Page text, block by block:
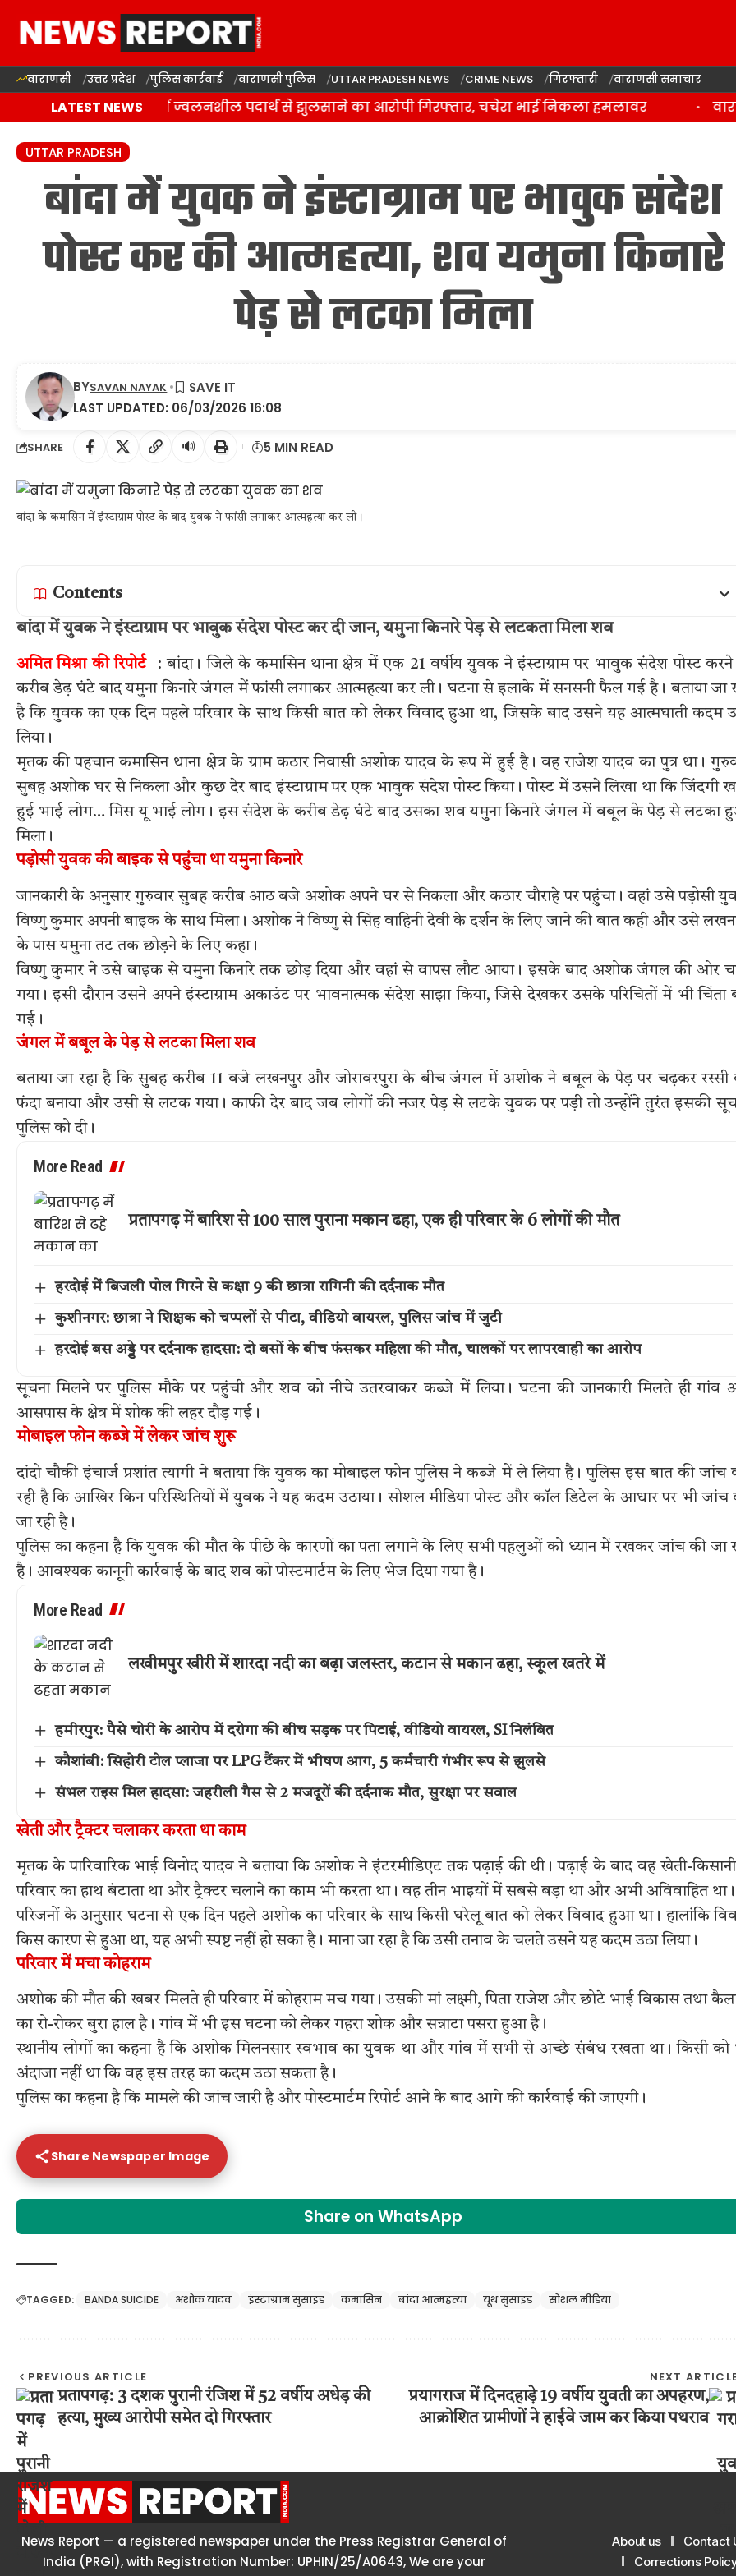
वाराणसी उत्तर प्रदेश पुलिस कार्रवाई वाराणसी पुलिस UTTAR PRADESH NEWS CRIME NEWS गिरफ्तारी वाराणसी समाचार
LATEST NEWS
वाराणसी: राजातालाब में ज्वलनशील पदार्थ से झुलसाने का आरोपी गिरफ्तार, चचेरा भाई निकला हमलावर
UTTAR PRADESH
बांदा में युवक ने इंस्टाग्राम पर भावुक संदेश
पोस्ट कर की आत्महत्या, शव यमुना किनारे
पेड़ से लटका मिला
LAST UPDATED: 06/03/2026 16:08
BYSAVAN NAYAK
SHARE 🔊 5 MIN READ
बांदा के कमासिन में इंस्टाग्राम पोस्ट के बाद युवक ने फांसी लगाकर आत्महत्या कर ली।
Contents
बांदा में युवक ने इंस्टाग्राम पर भावुक संदेश पोस्ट कर दी जान, यमुना किनारे पेड़ से लटकता मिला शव
अमित मिश्रा की रिपोर्ट
: बांदा। जिले के कमासिन थाना क्षेत्र में एक 21 वर्षीय युवक ने इंस्टाग्राम पर भावुक संदेश पोस्ट
करीब डेढ़ घंटे बाद यमुना किनारे जंगल में फांसी लगाकर आत्महत्या कर ली। घटना से इलाके में सनसनी फैल गई है। बताया जा
है कि युवक का एक दिन पहले परिवार के साथ किसी बात को लेकर विवाद हुआ था, जिसके बाद उसने यह आत्मघाती कदम
लिया।
मृतक की पहचान कमासिन थाना क्षेत्र के ग्राम कठार निवासी अशोक यादव के रूप में हुई है। वह राजेश यादव का पुत्र था।
सुबह अशोक घर से निकला और कुछ देर बाद इंस्टाग्राम पर एक भावुक संदेश पोस्ट किया। पोस्ट में उसने लिखा था कि जिंदगी
हुई भाई लोग… मिस यू भाई लोग। इस संदेश के करीब डेढ़ घंटे बाद उसका शव यमुना किनारे जंगल में बबूल के पेड़ से लटका
मिला।
पड़ोसी युवक की बाइक से पहुंचा था यमुना किनारे
जानकारी के अनुसार गुरुवार सुबह करीब आठ बजे अशोक अपने घर से निकला और कठार चौराहे पर पहुंचा। वहां उसे पड़ोसी
विष्णु कुमार अपनी बाइक के साथ मिला। अशोक ने विष्णु से सिंह वाहिनी देवी के दर्शन के लिए जाने की बात कही और उसे
के पास यमुना तट तक छोड़ने के लिए कहा।
विष्णु कुमार ने उसे बाइक से यमुना किनारे तक छोड़ दिया और वहां से वापस लौट आया। इसके बाद अशोक जंगल की ओर
गया। इसी दौरान उसने अपने इंस्टाग्राम अकाउंट पर भावनात्मक संदेश साझा किया, जिसे देखकर उसके परिचितों में भी चिंता
गई।
जंगल में बबूल के पेड़ से लटका मिला शव
बताया जा रहा है कि सुबह करीब 11 बजे लखनपुर और जोरावरपुरा के बीच जंगल में अशोक ने बबूल के पेड़ पर चढ़कर रस्सी
फंदा बनाया और उसी से लटक गया। काफी देर बाद जब लोगों की नजर पेड़ से लटके युवक पर पड़ी तो उन्होंने तुरंत इसकी
पुलिस को दी।
More Read
प्रतापगढ़ में बारिश से 100 साल पुराना मकान ढहा, एक ही परिवार के 6 लोगों की मौत
हरदोई में बिजली पोल गिरने से कक्षा 9 की छात्रा रागिनी की दर्दनाक मौत
कुशीनगर: छात्रा ने शिक्षक को चप्पलों से पीटा, वीडियो वायरल, पुलिस जांच में जुटी
हरदोई बस अड्डे पर दर्दनाक हादसा: दो बसों के बीच फंसकर महिला की मौत, चालकों पर लापरवाही का आरोप
सूचना मिलने पर पुलिस मौके पर पहुंची और शव को नीचे उतरवाकर कब्जे में लिया। घटना की जानकारी मिलते ही गांव
आसपास के क्षेत्र में शोक की लहर दौड़ गई।
मोबाइल फोन कब्जे में लेकर जांच शुरू
दांदो चौकी इंचार्ज प्रशांत त्यागी ने बताया कि युवक का मोबाइल फोन पुलिस ने कब्जे में ले लिया है। पुलिस इस बात की जांच
रही है कि आखिर किन परिस्थितियों में युवक ने यह कदम उठाया। सोशल मीडिया पोस्ट और कॉल डिटेल के आधार पर भी जांच
जा रही है।
पुलिस का कहना है कि युवक की मौत के पीछे के कारणों का पता लगाने के लिए सभी पहलुओं को ध्यान में रखकर जांच की जा
है। आवश्यक कानूनी कार्रवाई के बाद शव को पोस्टमार्टम के लिए भेज दिया गया है।
More Read
लखीमपुर खीरी में शारदा नदी का बढ़ा जलस्तर, कटान से मकान ढहा, स्कूल खतरे में
हमीरपुर: पैसे चोरी के आरोप में दरोगा की बीच सड़क पर पिटाई, वीडियो वायरल, SI निलंबित
कौशांबी: सिहोरी टोल प्लाजा पर LPG टैंकर में भीषण आग, 5 कर्मचारी गंभीर रूप से झुलसे
संभल राइस मिल हादसा: जहरीली गैस से 2 मजदूरों की दर्दनाक मौत, सुरक्षा पर सवाल
खेती और ट्रैक्टर चलाकर करता था काम
मृतक के पारिवारिक भाई विनोद यादव ने बताया कि अशोक ने इंटरमीडिएट तक पढ़ाई की थी। पढ़ाई के बाद वह खेती-
परिवार का हाथ बंटाता था और ट्रैक्टर चलाने का काम भी करता था। वह तीन भाइयों में सबसे बड़ा था और अभी अविवाहित था।
परिजनों के अनुसार घटना से एक दिन पहले अशोक का परिवार के साथ किसी घरेलू बात को लेकर विवाद हुआ था। हालांकि
किस कारण से हुआ था, यह अभी स्पष्ट नहीं हो सका है। माना जा रहा है कि उसी तनाव के चलते उसने यह कदम उठा लिया।
परिवार में मचा कोहराम
अशोक की मौत की खबर मिलते ही परिवार में कोहराम मच गया। उसकी मां लक्ष्मी, पिता राजेश और छोटे भाई विकास तथा
का रो-रोकर बुरा हाल है। गांव में भी इस घटना को लेकर गहरा शोक और सन्नाटा पसरा हुआ है।
स्थानीय लोगों का कहना है कि अशोक मिलनसार स्वभाव का युवक था और गांव में सभी से अच्छे संबंध रखता था। किसी को
अंदाजा नहीं था कि वह इस तरह का कदम उठा सकता है।
पुलिस का कहना है कि मामले की जांच जारी है और पोस्टमार्टम रिपोर्ट आने के बाद आगे की कार्रवाई की जाएगी।
Share Newspaper Image
Share on WhatsApp
TAGGED: BANDA SUICIDE अशोक यादव इंस्टाग्राम सुसाइड कमासिन बांदा आत्महत्या यूथ सुसाइड सोशल मीडिया
PREVIOUS ARTICLE
प्रतापगढ़: 3 दशक पुरानी रंजिश में 52 वर्षीय अधेड़ की
हत्या, मुख्य आरोपी समेत दो गिरफ्तार
NEXT
प्रयागराज में दिनदहाड़े 19 वर्षीय युवती का अपहरण,
आक्रोशित ग्रामीणों ने हाईवे जाम कर किया पथराव
News Report — a registered newspaper under the Press Registrar General of
India (PRGI), with Registration Number: UPHIN/25/A0643, We are your
About us Contact
Corrections